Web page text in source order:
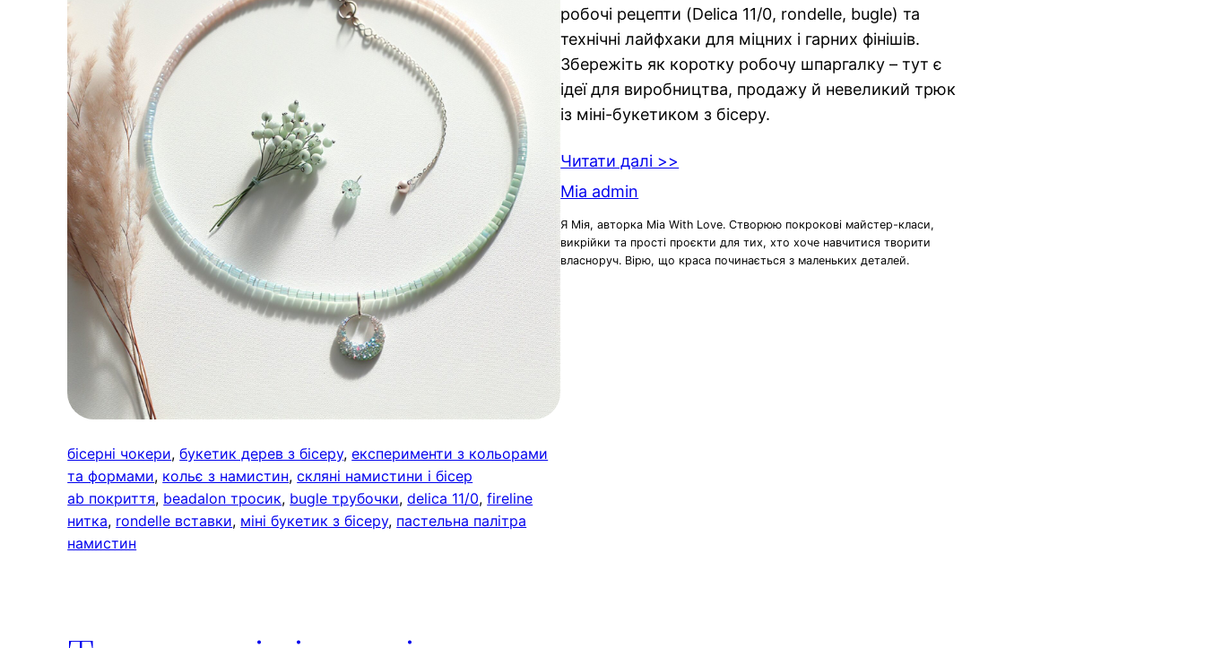
бісерні чокери, букетик дерев з бісеру, експерименти з кольорами
та формами, кольє з намистин, скляні намистини і бісер
ab покриття, beadalon тросик, bugle трубочки, delica 11/0, fireline
нитка, rondelle вставки, міні букетик з бісеру, пастельна палітра
намистин
робочі рецепти (Delica 11/0, rondelle, bugle) та
технічні лайфхаки для міцних і гарних фінішів.
Збережіть як коротку робочу шпаргалку – тут є
ідеї для виробництва, продажу й невеликий трюк
із міні-букетиком з бісеру.
Читати далі >>
Mia admin
Я Мія, авторка Mia With Love. Створюю покрокові майстер-класи,
викрійки та прості проєкти для тих, хто хоче навчитися творити
власноруч. Вірю, що краса починається з маленьких деталей.